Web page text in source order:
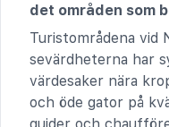
det områden som
Turistområdena vid
sevärdheterna har
värdesaker nära
och öde gator på
guider och